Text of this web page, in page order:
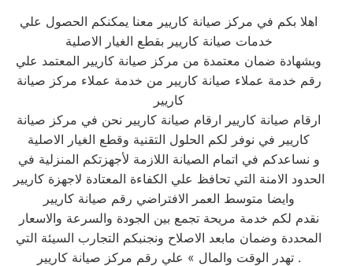
اهلا بكم في مركز صيانة كاريير معنا يمكنكم الحصول علي
خدمات صيانة كاريير بقطع الغيار الاصلية
وبشهادة ضمان معتمدة من مركز صيانة كاريير المعتمد علي
رقم خدمة عملاء صيانة كاريير من خدمة عملاء مركز صيانة
كاريير
ارقام صيانة كاريير ارقام صيانة كاريير نحن في مركز صيانة
كاريير في نوفر لكم الحلول التقنية وقطع الغيار الاصلية
و نساعدكم في اتمام الصيانة اللازمة لأجهزتكم المنزلية في
الحدود الامنة التي تحافظ علي الكفاءة المعتادة لاجهزة كاريير
وايضا متوسط العمر الافتراضي رقم صيانة كاريير
نقدم لكم خدمة مريحة تجمع بين الجودة والسرعة والاسعار
المحددة وضمان مابعد الاصلاح ونجنبكم التجارب السيئة التي
تهدر الوقت والمال » علي رقم مركز صيانة كاريير .